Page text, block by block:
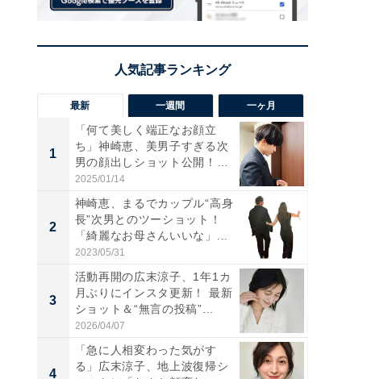
最新 一週間 一ヶ月
1
「何て美しく端正なお顔立
ち」神崎恵、美男子すぎる次
男の顔出しショット公開！
「め...
2025/01/14
2
神崎恵、まるでカップル“高身
長”次男とのツーショット！
「綺麗なお母さんいいな」...
2023/05/31
3
活動再開の広末涼子、1年1カ
月ぶりにインスタ更新！ 最新
ショット＆“無言の投稿”...
2026/04/07
4
「急に人相変わった気がす
る」広末涼子、地上波復帰シ